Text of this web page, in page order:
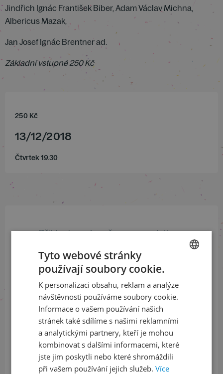
Jindřich Ignác František Biber, Adam Václav Michna,
Albericus Mazak,
Jan Josef Ignác Brentner ad.
Základní vstupné 250 Kč
250 Kč
13/12/2018
Čtvrtek 19.30
Přihlaste se k našemu newsletteru
ODEBÍRAT NEWSLETTER
Sledujte nás na sociálních sítích
LinkedInflickr
ENGLISH
Tyto webové stránky
používají soubory cookie.
K personalizaci obsahu, reklam a analýze
návštěvnosti používáme soubory cookie.
Informace o vašem používání našich
stránek také sdílíme s našimi reklamními
a analytickými partnery, kteří je mohou
kombinovat s dalšími informacemi, které
jste jim poskytli nebo které shromáždili
při vašem používání jejich služeb. Více